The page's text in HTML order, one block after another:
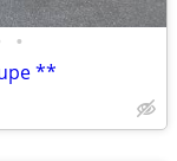
•
**